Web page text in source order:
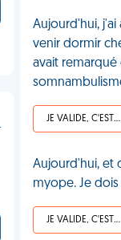
Aujourd'hui,
venir dormir
avait
JE VALIDE, C'EST UNE VDM
Aujourd'hui, et
myope. Je
JE VALIDE, C'EST UNE VDM